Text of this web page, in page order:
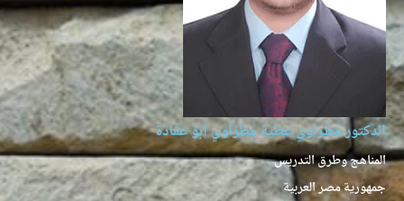
الدكتور مطراوي عطية مطراوي أبو عقادة
المناهج وطرق التدريس
جمهورية مصر العربية